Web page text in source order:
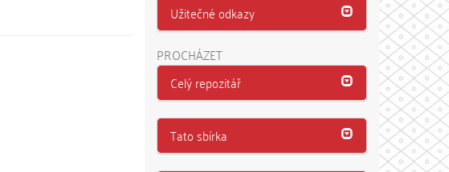
Užitečné odkazy
PROCHÁZET
Celý repozitář
Tato sbírka